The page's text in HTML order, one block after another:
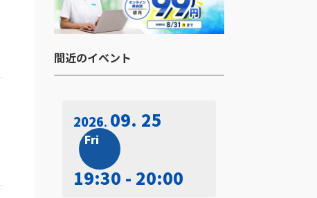
間近のイベント​
2026 09. 25
Fri
19:30 - 20:00